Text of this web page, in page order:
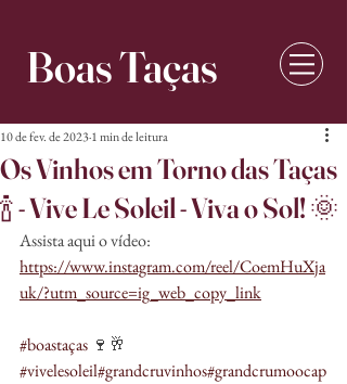
Boas Taças
Os Vinhos em Torno das Taças
🍾 - Vive Le Soleil - Viva o Sol! 🌞
10 de fev. de 20231 min de leitura
Assista aqui o vídeo:
https://www.instagram.com/reel/CoemHuXja
uk/?utm_source=ig_web_copy_link
#boastaças 🍷🥂
#vivelesoleil#grandcruvinhos#grandcrumoocap